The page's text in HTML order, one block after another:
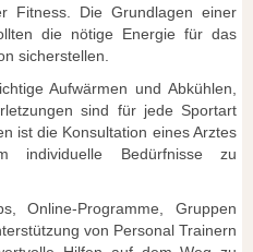
Fitness. Die Grundlagen einer
die nötige Energie für das
sicherstellen.
Aufwärmen und Abkühlen,
sind für jede Sportart
ist die Konsultation eines Arztes
individuelle Bedürfnisse zu
Online-Programme, Gruppen
von Personal Trainern